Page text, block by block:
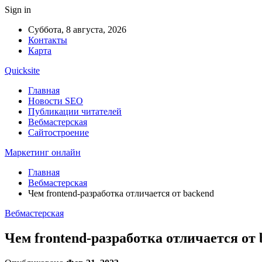
Sign in
Суббота, 8 августа, 2026
Контакты
Карта
Quicksite
Главная
Новости SEO
Публикации читателей
Вебмастерская
Сайтостроение
Маркетинг онлайн
Главная
Вебмастерская
Чем frontend-разработка отличается от backend
Вебмастерская
Чем frontend-разработка отличается от